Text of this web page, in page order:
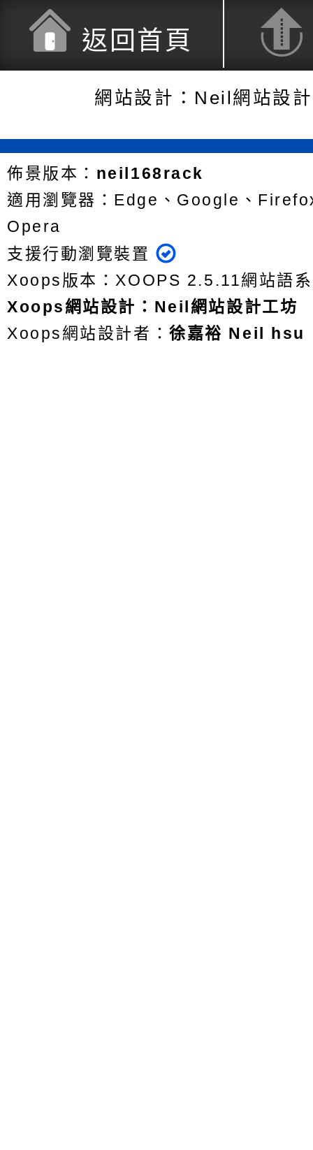
返回首頁
網站設計：Neil網站設
佈景版本： neil168rack
適用瀏覽器：Edge、Google、
Opera
支援行動瀏覽裝置
Xoops版本： XOOPS 2.5.11網站語
Xoops網站設計 ： Neil網站設計工坊
Xoops網站設計者：徐嘉裕 Neil hsu